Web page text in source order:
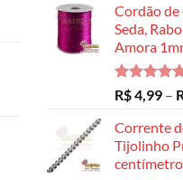
Cordão de
Seda,
Amora
Avaliação
5.00
de 5
R$4,99 –
Corrente
Tijolinho